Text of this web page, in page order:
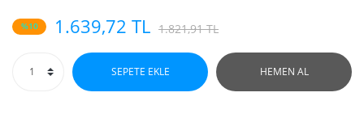
%10 1.639,72 TL 1.821,91 TL
SEPETE EKLE HEMEN AL